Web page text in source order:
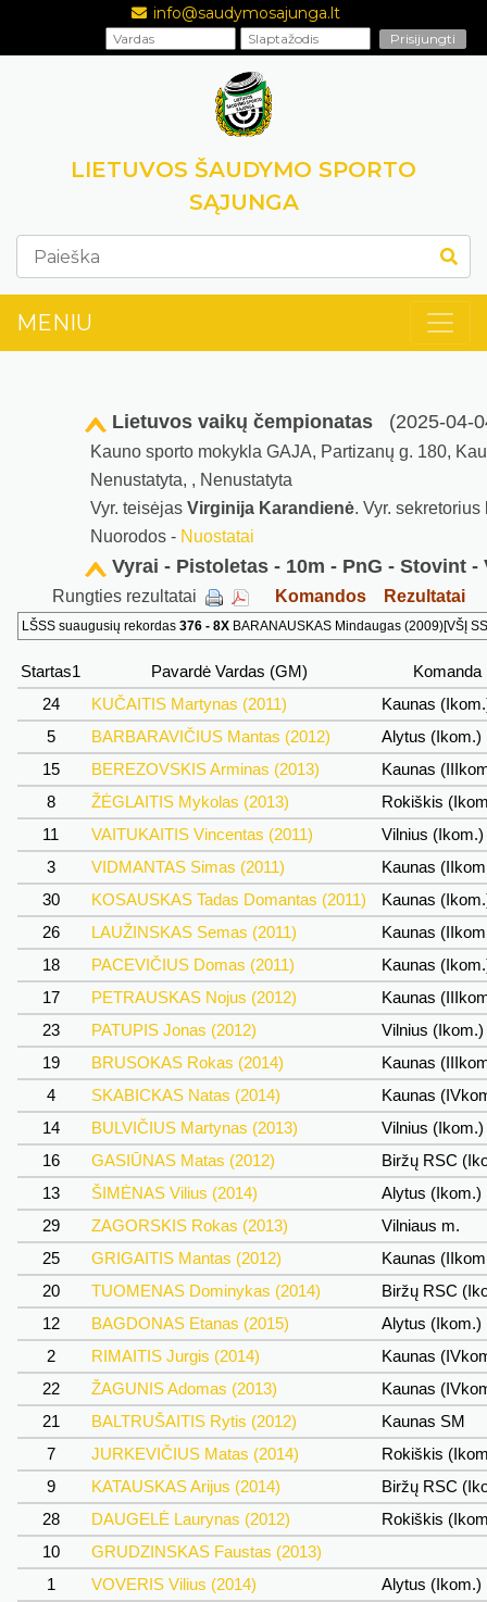
info@saudymosajunga.lt
LIETUVOS ŠAUDYMO SPORTO
SĄJUNGA
MENIU
Lietuvos vaikų čempionatas (2025-04-
Kauno sporto mokykla GAJA, Partizanų g. 180,
Nenustatyta, , Nenustatyta
Vyr. teisėjas Virginija Karandienė. Vyr. sekretorius
Nuorodos - Nuostatai
Vyrai - Pistoletas - 10m - PnG - Stovint -
Rungties rezultatai Komandos Rezultatai
LŠSS suaugusių rekordas 376 - 8X BARANAUSKAS Mindaugas (2009)[VŠĮ
Startas1 Pavardė Vardas (GM)
Komanda
24
KUČAITIS Martynas (2011)
Kaunas
5
BARBARAVIČIUS Mantas (2012)
Alytus (Ikom.)
15
BEREZOVSKIS Arminas (2013)
Kaunas
8
ŽĖGLAITIS Mykolas (2013)
Rokiškis
11
VAITUKAITIS Vincentas (2011)
Vilnius (Ikom.)
3
VIDMANTAS Simas (2011)
Kaunas
30
KOSAUSKAS Tadas Domantas (2011)
Kaunas
26
LAUŽINSKAS Semas (2011)
Kaunas
18
PACEVIČIUS Domas (2011)
Kaunas
17
PETRAUSKAS Nojus (2012)
Kaunas
23
PATUPIS Jonas (2012)
Vilnius (Ikom.)
19
BRUSOKAS Rokas (2014)
Kaunas
4
SKABICKAS Natas (2014)
Kaunas
14
BULVIČIUS Martynas (2013)
Vilnius (Ikom.)
16
GASIŪNAS Matas (2012)
Biržų RSC
13
ŠIMĖNAS Vilius (2014)
Alytus (Ikom.)
29
ZAGORSKIS Rokas (2013)
Vilniaus m.
25
GRIGAITIS Mantas (2012)
Kaunas
20
TUOMENAS Dominykas (2014)
Biržų RSC
12
BAGDONAS Etanas (2015)
Alytus (Ikom.)
2
RIMAITIS Jurgis (2014)
Kaunas
22
ŽAGUNIS Adomas (2013)
Kaunas
21
BALTRUŠAITIS Rytis (2012)
Kaunas SM
7
JURKEVIČIUS Matas (2014)
Rokiškis
9
KATAUSKAS Arijus (2014)
Biržų RSC
28
DAUGELĖ Laurynas (2012)
Rokiškis
10
GRUDZINSKAS Faustas (2013)
1
VOVERIS Vilius (2014)
Alytus (Ikom.)